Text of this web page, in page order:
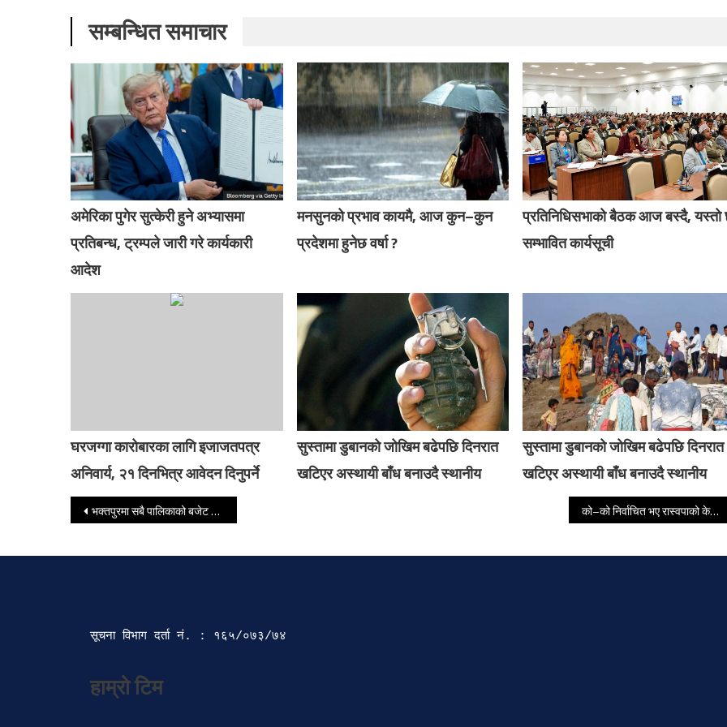
सम्बन्धित समाचार
अमेरिका पुगेर सुत्केरी हुने अभ्यासमा
प्रतिबन्ध, ट्रम्पले जारी गरे कार्यकारी
आदेश
मनसुनको प्रभाव कायमै, आज कुन–कुन
प्रदेशमा हुनेछ वर्षा ?
प्रतिनिधिसभाको बैठक आज बस्दै,
सम्भावित कार्यसूची
घरजग्गा कारोबारका लागि इजाजतपत्र
अनिवार्य, २१ दिनभित्र आवेदन दिनुपर्ने
सुस्तामा डुबानको जोखिम बढेपछि दिनरात
खटिएर अस्थायी बाँध बनाउदै स्थानीय
सुस्तामा डुबानको जोखिम बढेपछि दिनरात
खटिएर अस्थायी बाँध बनाउदै स्थानीय
Post navigation
भक्तपुरमा सबै पालिकाको बजेट सार्वजनिक को–को निर्वाचित भए रास्वपाको केन्द्रीय सदस्य ? (मतपरिणामसहित)
सूचना विभाग दर्ता‍ नं. : १६५/०७३/७४
हाम्रो टिम